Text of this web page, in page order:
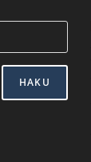
HAKU